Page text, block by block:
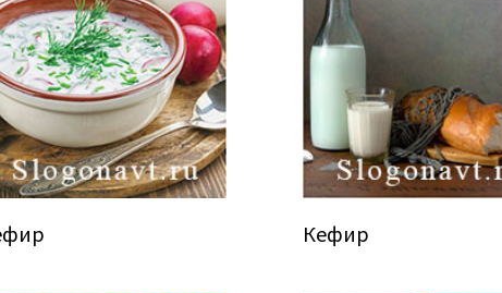
Кефир